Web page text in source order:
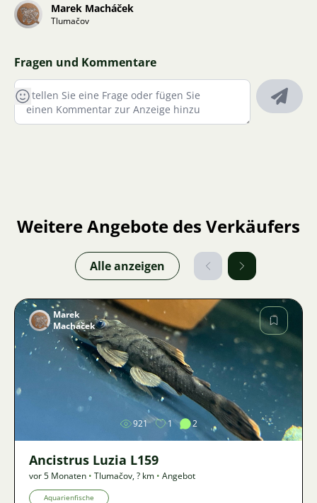
Marek Macháček
Tlumačov
Fragen und Kommentare
Weitere Angebote des Verkäufers
Alle anzeigen
Bild
Marek
Macháček
921 1 2
Ancistrus Luzia L159
vor 5 Monaten • Tlumačov,? km • Angebot
Aquarienfische